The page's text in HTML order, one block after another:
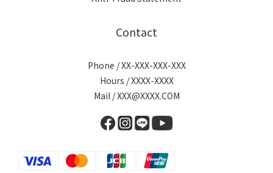
Contact
Phone / XX-XXX-XXX-XXX
Hours / XXXX-XXXX
Mail / XXX@XXXX.COM